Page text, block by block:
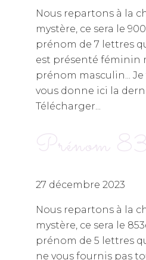
Nous repartons à la
mystère, ce sera le
prénom de 7 lettres
est présenté féminin
prénom masculin...
vous donne ici la
Télécharger...
Prénom
27 décembre 2023
Nous repartons à la
mystère, ce sera le
prénom de 5 lettres
ne vous fournis pas